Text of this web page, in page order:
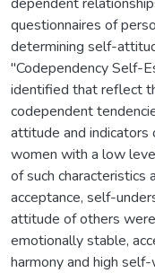
questionnaires of
determining self-
"Codependency Self-
identified that reflect
codependent
attitude and indicators
women with a low
​​of such
acceptance, self-
attitude of others
emotionally stable,
harmony and high